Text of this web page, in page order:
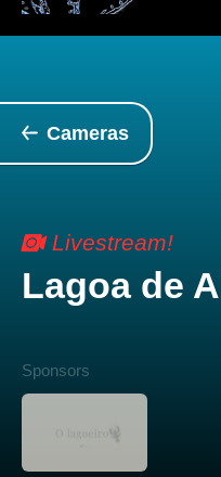
Cameras
Livestream!
Lagoa de
Sponsors